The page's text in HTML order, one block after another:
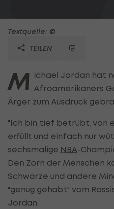
Textquelle: ©
TEILEN
M ichael Jordan hat
Afroamerikaners
Ärger zum Ausdruck
"Ich bin tief betrübt, von
erfüllt und einfach nur
sechsmalige NBA-
Den Zorn der Menschen
Schwarze und andere
"genug gehabt" vom
Jordan.